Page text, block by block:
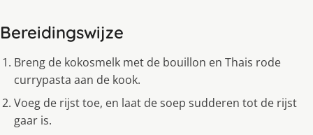
Bereidingswijze
Breng de kokosmelk met de bouillon en Thais rode
currypasta aan de kook.
Voeg de rijst toe, en laat de soep sudderen tot de rijst
gaar is.